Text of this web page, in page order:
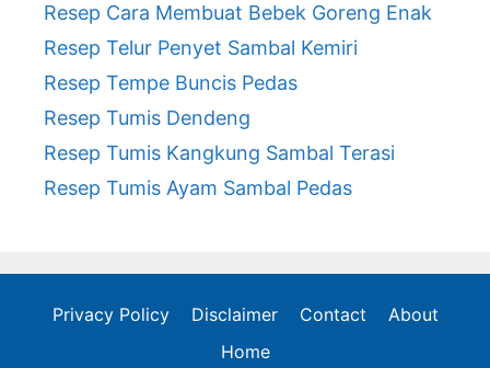
Resep Cara Membuat Bebek Goreng Enak
Resep Telur Penyet Sambal Kemiri
Resep Tempe Buncis Pedas
Resep Tumis Dendeng
Resep Tumis Kangkung Sambal Terasi
Resep Tumis Ayam Sambal Pedas
Privacy Policy Disclaimer Contact
About
Home